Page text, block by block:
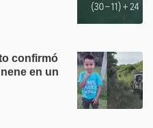
confirmó
en un